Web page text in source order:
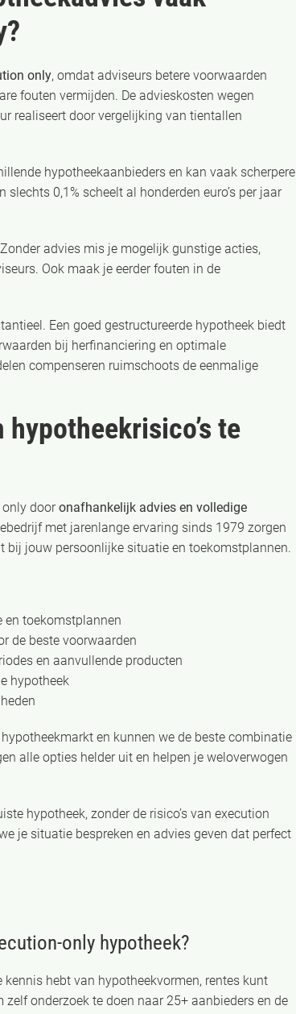
only, omdat adviseurs betere voorwaarden
fouten vermijden. De advieskosten wegen
realiseert door vergelijking van tientallen
hypotheekaanbieders en kan vaak scherpere
0,1% scheelt al honderden euro’s per jaar
advies mis je mogelijk gunstige acties,
Ook maak je eerder fouten in de
Een goed gestructureerde hypotheek biedt
bij herfinanciering en optimale
compenseren ruimschoots de eenmalige
te
only dooronafhankelijk advies en volledige
met jarenlange ervaring sinds 1979 zorgen
bij jouw persoonlijke situatie en toekomstplannen.
en toekomstplannen
de beste voorwaarden
en aanvullende producten
hypotheek
en kunnen we de beste combinatie
alle opties helder uit en helpen je weloverwogen
hypotheek, zonder de risico’s van execution
je situatie bespreken en advies geven dat perfect
only hypotheek?
hebt van hypotheekvormen, rentes kunt
onderzoek te doen naar 25+ aanbieders en de